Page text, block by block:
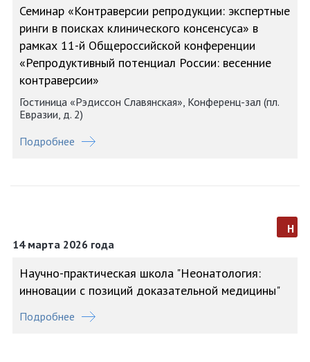
Семинар «Контраверсии репродукции: экспертные
ринги в поисках клинического консенсуса» в
рамках 11-й Общероссийской конференции
«Репродуктивный потенциал России: весенние
контраверсии»
Гостиница «Рэдиссон Славянская», Конференц-зал (пл.
Евразии, д. 2)
Подробнее
14 марта 2026 года
н
Научно-практическая школа "Неонатология:
инновации с позиций доказательной медицины"
Подробнее